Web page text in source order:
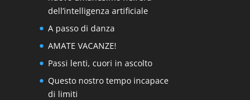
dell’intelligenza artificiale
A passo di danza
AMATE VACANZE!
Passi lenti, cuori in ascolto
Questo nostro tempo incapace
di limiti